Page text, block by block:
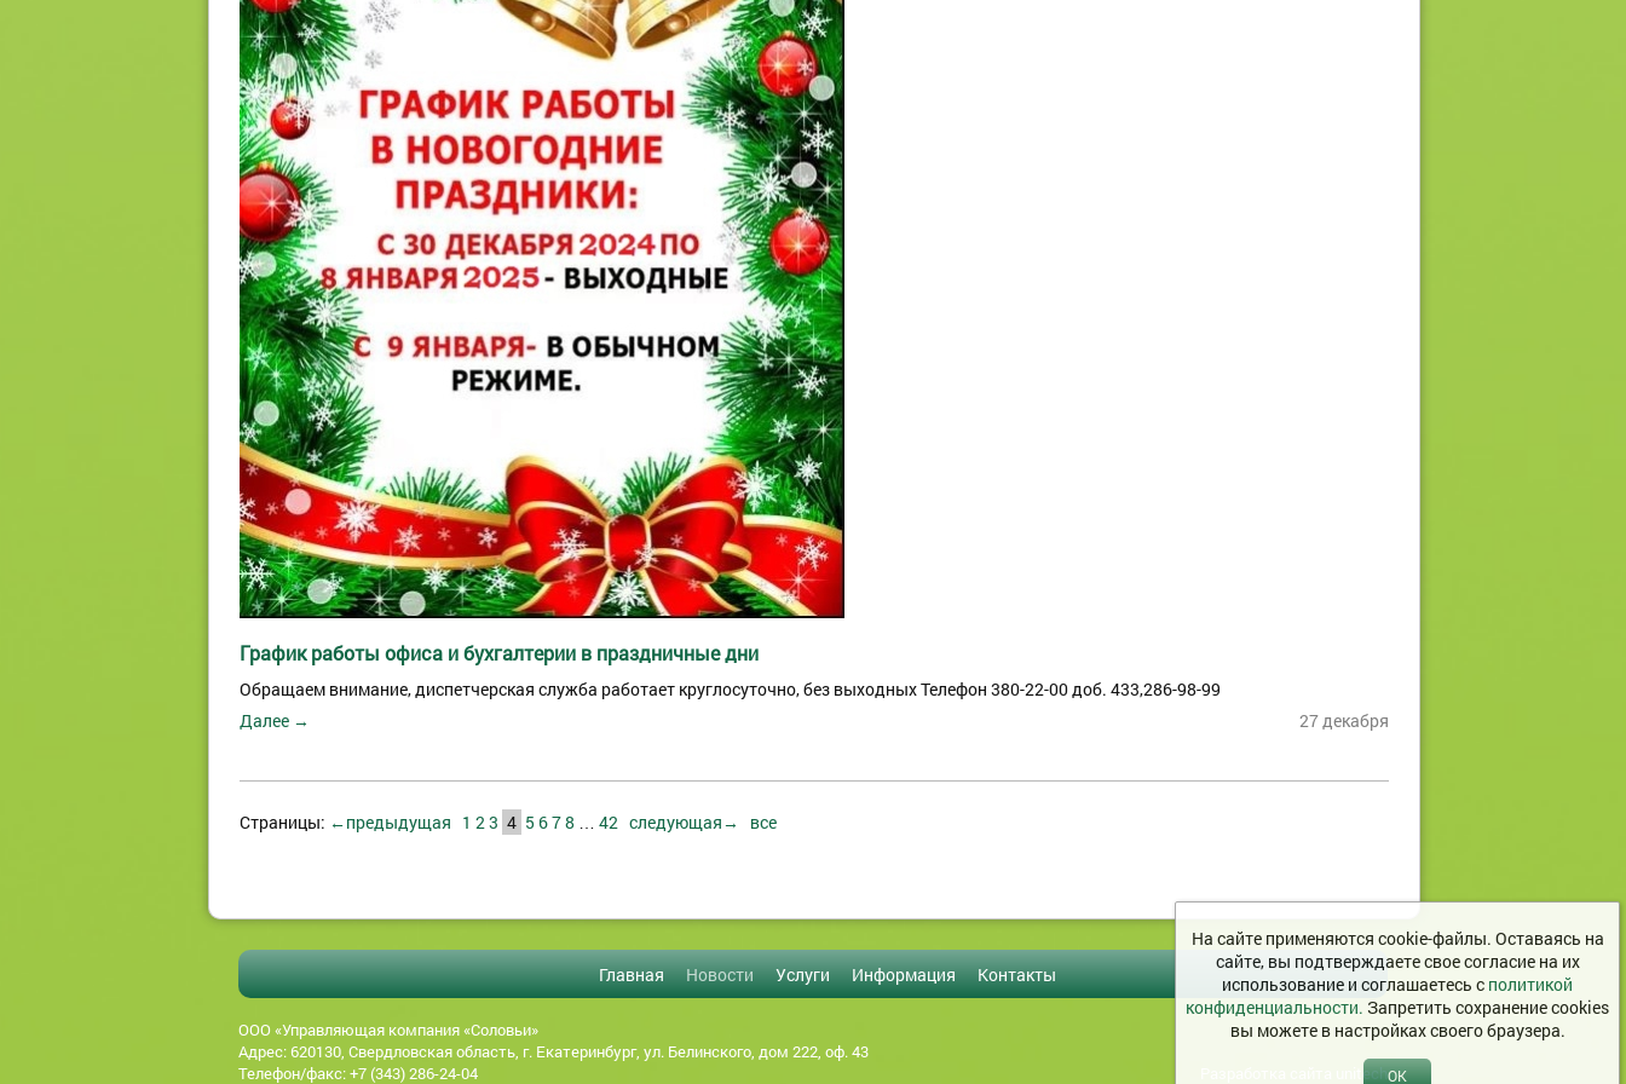
График работы офиса и бухгалтерии в праздничные дни
Обращаем внимание, диспетчерская служба работает круглосуточно, без выходных Телефон 380-22-00 доб. 433,286-98-99
Далее →
27 декабря
Страницы: ←предыдущая 1 2 3 4 5 678 42 следующая→ все
Главная Новости Услуги Информация Контакты
ООО «Управляющая компания «Соловьи»
Адрес: 620130, Свердловская область, г. Екатеринбург, ул. Белинского, дом 222, оф. 43
Телефон/факс: +7 (343) 286-24-04
unitech
На сайте применяются cookie-файлы. Оставаясь на
сайте, вы подтверждаете свое согласие на их
использование и соглашаетесь с политикой
конфиденциальности. Запретить сохранение cookies
вы можете в настройках своего браузера.
OK